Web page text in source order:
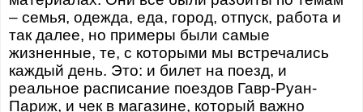
– семья, одежда, еда, город, отпуск, работа и
так далее, но примеры были самые
жизненные, те, с которыми мы встречались
каждый день. Это: и билет на поезд, и
реальное расписание поездов Гавр-Руан-
Париж, и чек в магазине, который важно